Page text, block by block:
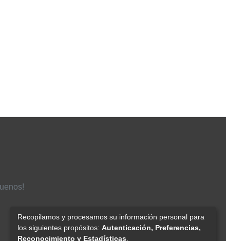
Recopilamos y procesamos su información personal para
los siguientes propósitos: Autenticación, Preferencias,
Reconocimiento y Estadísticas